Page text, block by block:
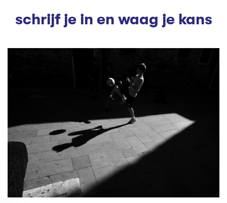
schrijf je in en waag je kans